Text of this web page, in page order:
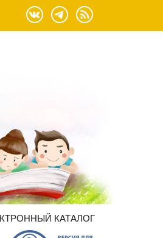
КАТАЛОГ